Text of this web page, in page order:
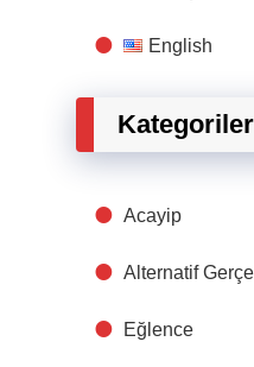
English
Acayip
Alternatif
Eğlence